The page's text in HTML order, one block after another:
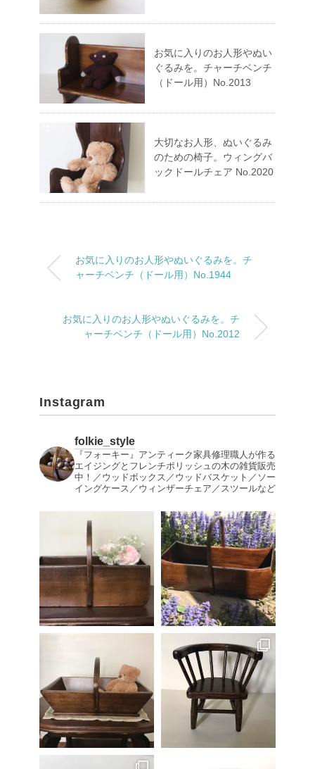
お気に入りのお人形やぬい
ぐるみを。チャーチベンチ
（ドール用）No.2013
大切なお人形、ぬいぐるみ
のための椅子。ウィングバ
ックドールチェア No.2020
お気に入りのお人形やぬいぐるみを。チ
ャーチベンチ（ドール用）No.1944
お気に入りのお人形やぬいぐるみを。チ
ャーチベンチ（ドール用）No.2012
Instagram
folkie_style
『フォーキー』アンティーク家具修理職人が作る
エイジングとフレンチポリッシュの木の雑貨販売
中！／ウッドボックス／ウッドバスケット／ソー
イングケース／ウィンザーチェア／スツールなど